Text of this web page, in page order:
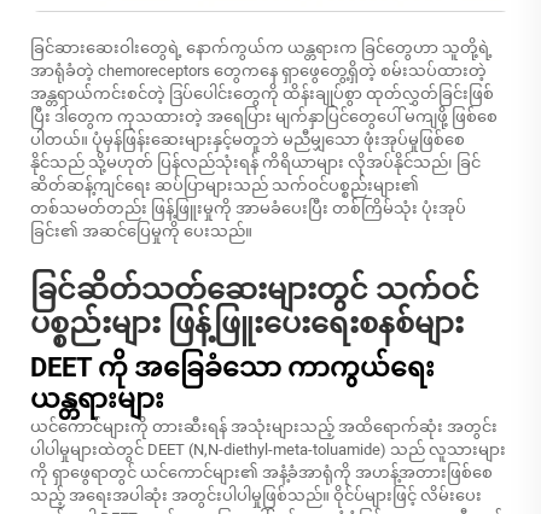
ခြင်ဆားဆေးဝါးတွေရဲ့ နောက်ကွယ်က ယန္တရားက ခြင်တွေဟာ သူတို့ရဲ့
အာရုံခံတဲ့ chemoreceptors တွေကနေ ရှာဖွေတွေ့ရှိတဲ့ စမ်းသပ်ထားတဲ့
အန္တရာယ်ကင်းစင်တဲ့ ဒြပ်ပေါင်းတွေကို ထိန်းချုပ်စွာ ထုတ်လွှတ်ခြင်းဖြစ်
ပြီး ဒါတွေက ကုသထားတဲ့ အရေပြား မျက်နှာပြင်တွေပေါ် မကျဖို့ ဖြစ်စေ
ပါတယ်။ ပုံမှန်ဖြန်းဆေးများနှင့်မတူဘဲ မညီမျှသော ဖုံးအုပ်မှုဖြစ်စေ
နိုင်သည် သို့မဟုတ် ပြန်လည်သုံးရန် ကိရိယာများ လိုအပ်နိုင်သည်၊ ခြင်
ဆိတ်ဆန့်ကျင်ရေး ဆပ်ပြာများသည် သက်ဝင်ပစ္စည်းများ၏
တစ်သမတ်တည်း ဖြန့်ဖြူးမှုကို အာမခံပေးပြီး တစ်ကြိမ်သုံး ပုံးအုပ်
ခြင်း၏ အဆင်ပြေမှုကို ပေးသည်။
ခြင်ဆိတ်သတ်ဆေးများတွင် သက်ဝင်
ပစ္စည်းများ ဖြန့်ဖြူးပေးရေးစနစ်များ
DEET ကို အခြေခံသော ကာကွယ်ရေး
ယန္တရားများ
ယင်ကောင်များကို တားဆီးရန် အသုံးများသည့် အထိရောက်ဆုံး အတွင်း
ပါပါမှုများထဲတွင် DEET (N,N-diethyl-meta-toluamide) သည် လူသားများ
ကို ရှာဖွေရာတွင် ယင်ကောင်များ၏ အနံ့ခံအာရုံကို အဟန့်အတားဖြစ်စေ
သည့် အရေးအပါဆုံး အတွင်းပါပါမှုဖြစ်သည်။ ဝိုင်ပ်များဖြင့် လိမ်းပေး